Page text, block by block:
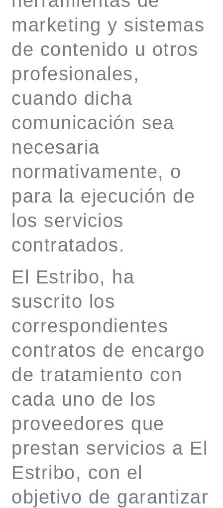
marketing y sistemas
de contenido u otros
profesionales,
cuando dicha
comunicación sea
necesaria
normativamente, o
para la ejecución de
los servicios
contratados.
El Estribo, ha
suscrito los
correspondientes
contratos de encargo
de tratamiento con
cada uno de los
proveedores que
prestan servicios a El
Estribo, con el
objetivo de garantizar